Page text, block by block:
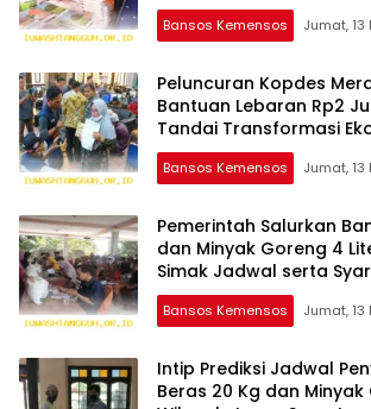
Bansos Kemensos
Peluncuran Kopdes
Bantuan Lebaran Rp2
Tandai Transformasi
Bansos 2026
Bansos Kemensos
Pemerintah Salurkan
dan Minyak Goreng 4
Simak Jadwal serta
Bansos Kemensos
Intip Prediksi Jadwal
Beras 20 Kg dan